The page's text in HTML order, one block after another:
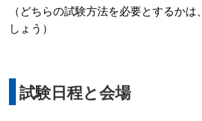
（どちらの試験方法を必要とするかは
しょう）
試験日程と会場